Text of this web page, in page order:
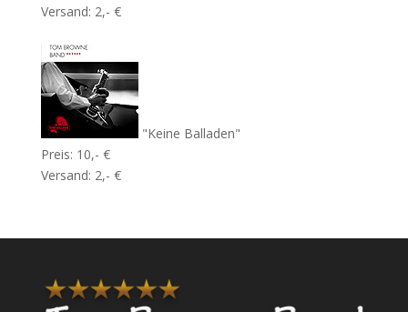
Versand: 2,- €
"Keine Balladen"
Preis: 10,- €
Versand: 2,- €